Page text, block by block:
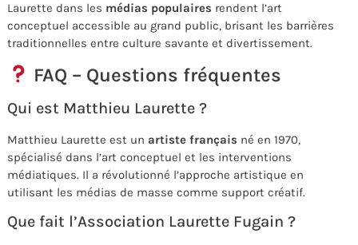
Laurette dans les médias populaires rendent l’art
conceptuel accessible au grand public, brisant les barrières
traditionnelles entre culture savante et divertissement.
FAQ – Questions fréquentes
Qui est Matthieu Laurette ?
Matthieu Laurette est un artiste français né en 1970,
spécialisé dans l’art conceptuel et les interventions
médiatiques. Il a révolutionné l’approche artistique en
utilisant les médias de masse comme support créatif.
Que fait l’Association Laurette Fugain ?